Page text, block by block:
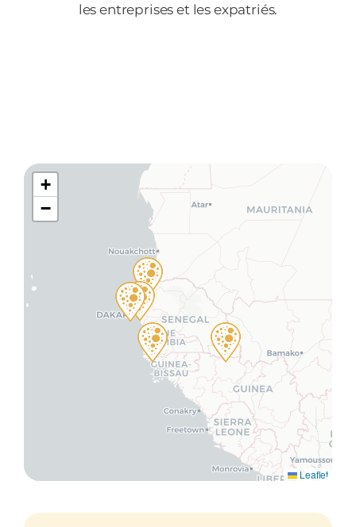
les entreprises et les expatriés.
+
−
Leaflet